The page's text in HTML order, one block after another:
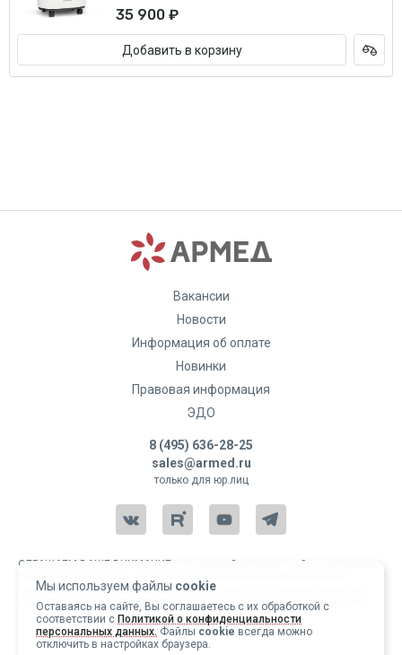
35 900 ₽
Добавить в корзину
Мы используем файлы cookie
Оставаясь на сайте, Вы соглашаетесь с их обработкой с
соответствии с Политикой о конфиденциальности
персональных данных. Файлы cookie всегда можно
отключить в настройках браузера.
Вакансии
Новости
Информация об оплате
Новинки
Правовая информация
ЭДО
8 (495) 636-28-25
sales@armed.ru
только для юр.лиц
ОБРАЩАЕМ ВАШЕ ВНИМАНИЕ, что данный интернет-сайт и материалы,
характер и ни при каких условиях не являются публичной офертой,
определяемой положениями статьи 437 Гражданского кодекса РФ.
Copyright 2004-2026 © Армед